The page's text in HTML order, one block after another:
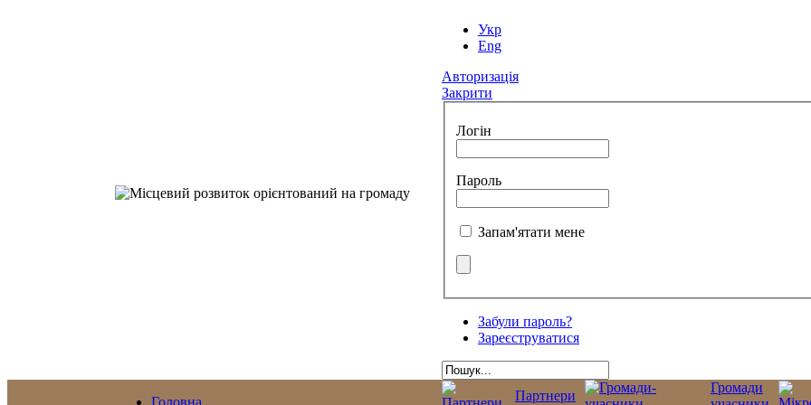
Укр
Eng
Авторизація
Закрити
Логін
Пароль
Запам'ятати мене
Забули пароль?
Зареєструватися
Головна
Партнери
Громади